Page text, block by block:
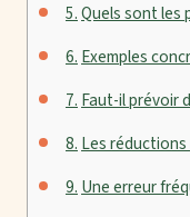
Quels sont les
Exemples
Faut-il prévoir
Les
Une erreur